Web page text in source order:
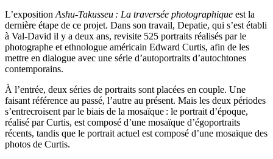
L’exposition Ashu-Takusseu : La traversée photographique est la
dernière étape de ce projet. Dans son travail, Depatie, qui s’est établi
à Val-David il y a deux ans, revisite 525 portraits réalisés par le
photographe et ethnologue américain Edward Curtis, afin de les
mettre en dialogue avec une série d’autoportraits d’autochtones
contemporains.
À l’entrée, deux séries de portraits sont placées en couple. Une
faisant référence au passé, l’autre au présent. Mais les deux périodes
s’entrecroisent par le biais de la mosaïque : le portrait d’époque,
réalisé par Curtis, est composé d’une mosaïque d’égoportraits
récents, tandis que le portrait actuel est composé d’une mosaïque des
photos de Curtis.